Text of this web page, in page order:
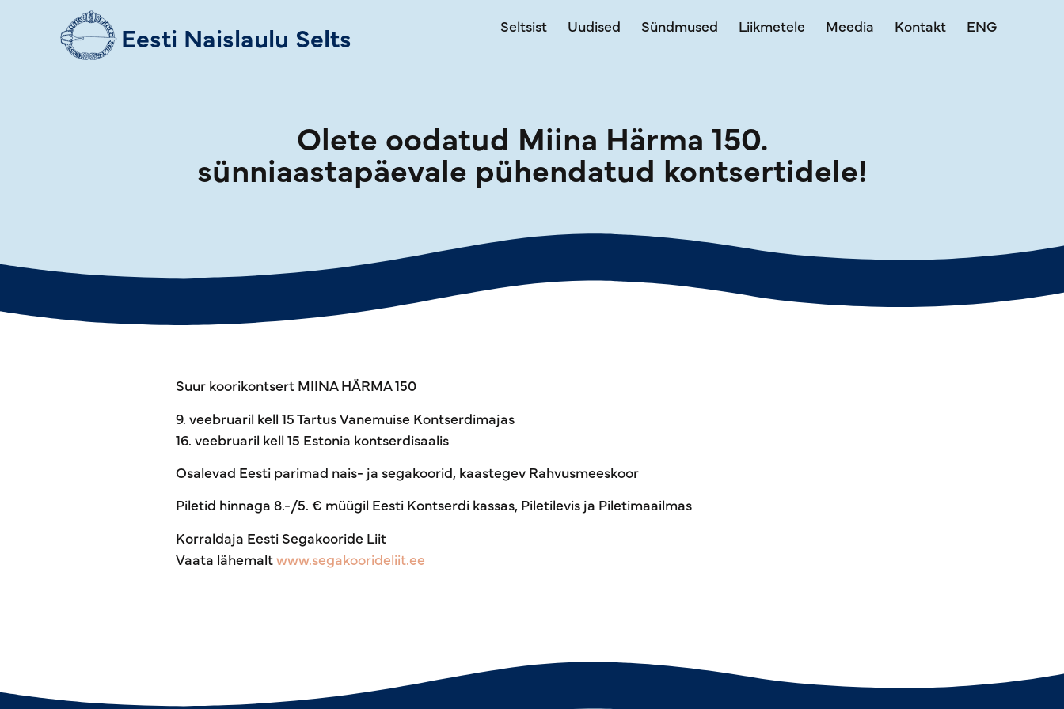
Eesti Naislaulu Selts Seltsist Uudised Sündmused Liikmetele Meedia Kontakt ENG
Olete oodatud Miina Härma 150.
sünniaastapäevale pühendatud kontsertidele!
Suur koorikontsert MIINA HÄRMA 150
9. veebruaril kell 15 Tartus Vanemuise Kontserdimajas
16. veebruaril kell 15 Estonia kontserdisaalis
Osalevad Eesti parimad nais- ja segakoorid, kaastegev Rahvusmeeskoor
Piletid hinnaga 8.-/5. € müügil Eesti Kontserdi kassas, Piletilevis ja Piletimaailmas
Korraldaja Eesti Segakooride Liit
Vaata lähemaltwww.segakoorideliit.ee